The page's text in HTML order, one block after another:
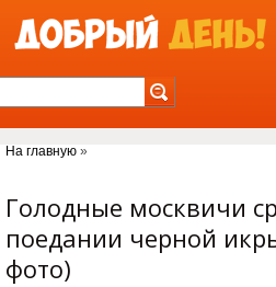
На главную »
Голодные москвичи
поедании черной
фото)